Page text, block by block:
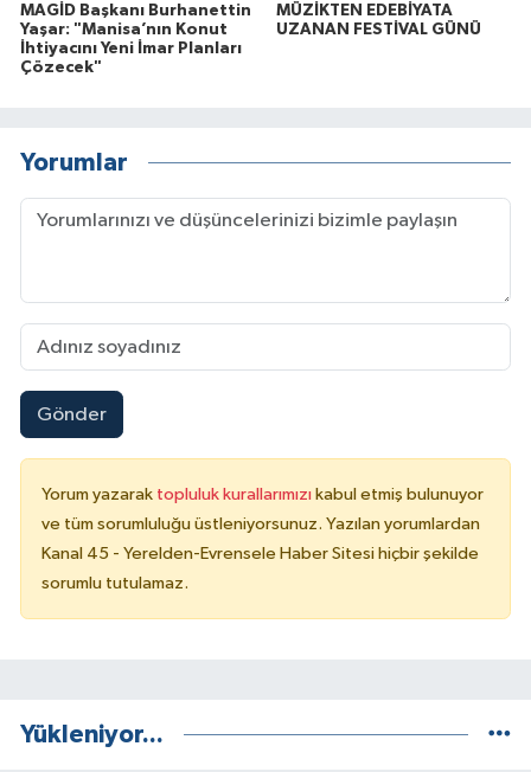
MAGİD Başkanı Burhanettin
Yaşar: "Manisa’nın Konut
İhtiyacını Yeni İmar Planları
Çözecek"
MÜZİKTEN EDEBİYATA
UZANAN FESTİVAL GÜNÜ
Yorumlar
Gönder
Yorum yazarak topluluk kurallarımızı kabul etmiş bulunuyor
ve tüm sorumluluğu üstleniyorsunuz. Yazılan yorumlardan
Kanal 45 - Yerelden-Evrensele Haber Sitesi hiçbir şekilde
sorumlu tutulamaz.
Yükleniyor...